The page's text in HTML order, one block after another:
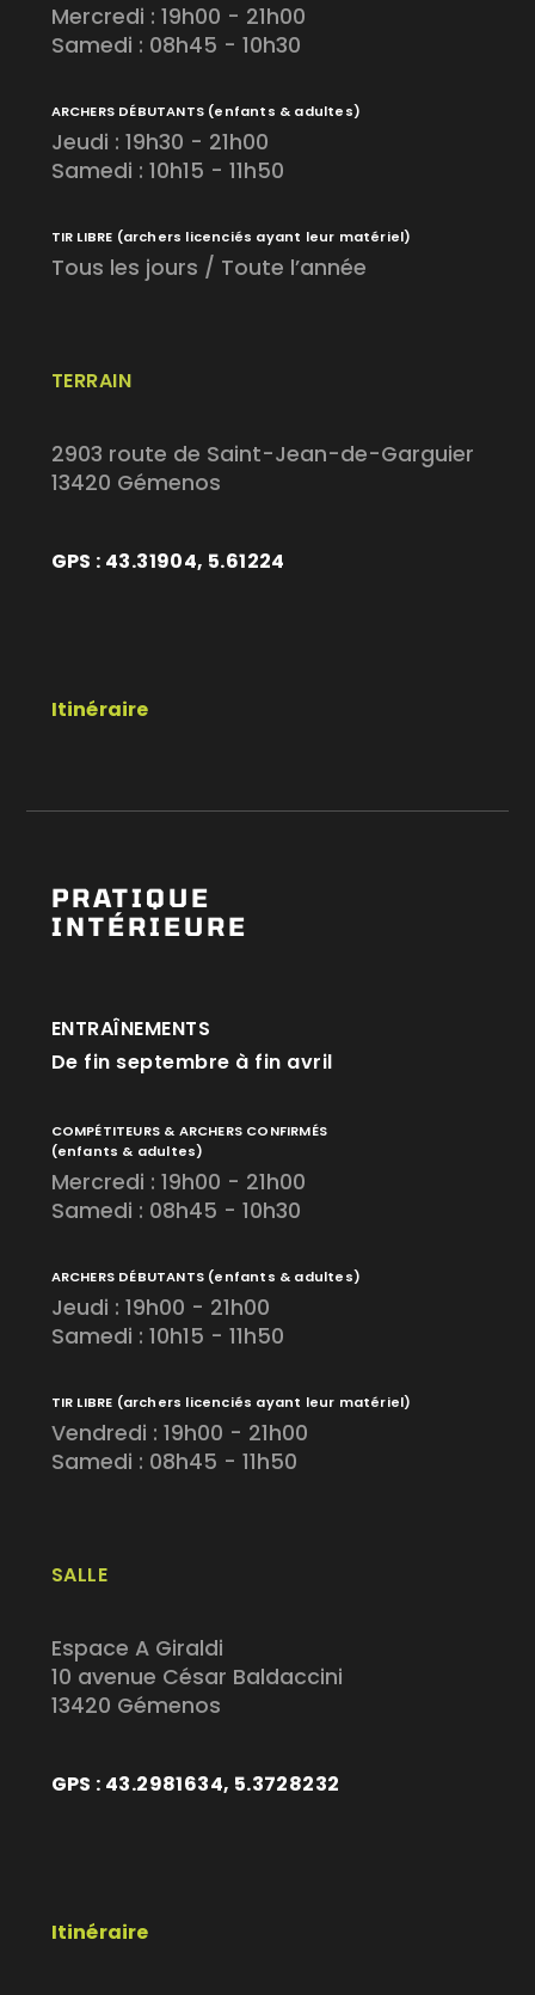
TERRAIN
2903 route de Saint-Jean-de-Garguier
13420 Gémenos
GPS : 43.31904, 5.61224
Itinéraire
Mercredi : 19h00 - 21h00
Samedi : 08h45 - 10h30
ARCHERS DÉBUTANTS (enfants & adultes)
Jeudi : 19h30 - 21h00
Samedi : 10h15 - 11h50
TIR LIBRE (archers licenciés ayant leur matériel)
Tous les jours / Toute l’année
PRATIQUE
INTÉRIEURE
SALLE
Espace A Giraldi
10 avenue César Baldaccini
13420 Gémenos
GPS : 43.2981634, 5.3728232
Itinéraire
ENTRAÎNEMENTS
De fin septembre à fin avril
COMPÉTITEURS & ARCHERS CONFIRMÉS
(enfants & adultes)
Mercredi : 19h00 - 21h00
Samedi : 08h45 - 10h30
ARCHERS DÉBUTANTS (enfants & adultes)
Jeudi : 19h00 - 21h00
Samedi : 10h15 - 11h50
TIR LIBRE (archers licenciés ayant leur matériel)
Vendredi : 19h00 - 21h00
Samedi : 08h45 - 11h50